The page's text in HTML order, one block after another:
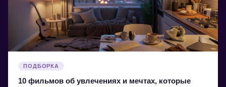
ПОДБОРКА
10 фильмов об увлечениях и мечтах, которые